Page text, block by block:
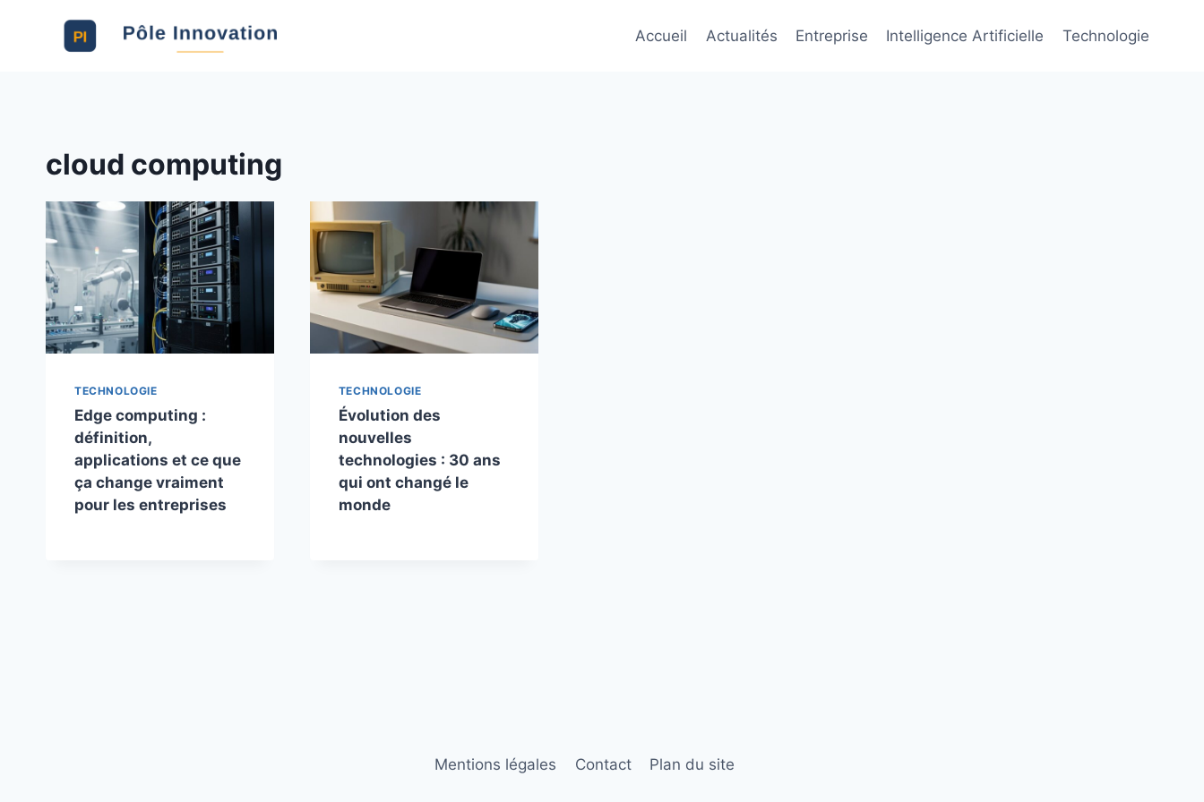
Accueil Actualités Entreprise Intelligence Artificielle Technologie
cloud computing
TECHNOLOGIE
Edge computing :
définition,
applications et ce que
ça change vraiment
pour les entreprises
TECHNOLOGIE
Évolution des
nouvelles
technologies : 30 ans
qui ont changé le
monde
Mentions légales Contact Plan du site